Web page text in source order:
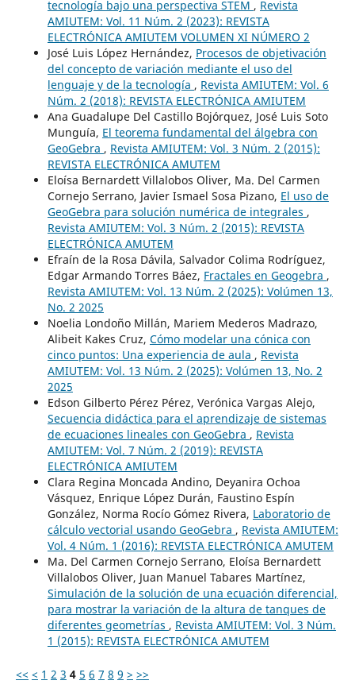
tecnología bajo una perspectiva STEM , Revista
AMIUTEM: Vol. 11 Núm. 2 (2023): REVISTA
ELECTRÓNICA AMIUTEM VOLUMEN XI NÚMERO 2
José Luis López Hernández, Procesos de objetivación
del concepto de variación mediante el uso del
lenguaje y de la tecnología , Revista AMIUTEM: Vol. 6
Núm. 2 (2018): REVISTA ELECTRÓNICA AMIUTEM
Ana Guadalupe Del Castillo Bojórquez, José Luis Soto
Munguía, El teorema fundamental del álgebra con
GeoGebra , Revista AMIUTEM: Vol. 3 Núm. 2 (2015):
REVISTA ELECTRÓNICA AMUTEM
Eloísa Bernardett Villalobos Oliver, Ma. Del Carmen
Cornejo Serrano, Javier Ismael Sosa Pizano, El uso de
GeoGebra para solución numérica de integrales ,
Revista AMIUTEM: Vol. 3 Núm. 2 (2015): REVISTA
ELECTRÓNICA AMUTEM
Efraín de la Rosa Dávila, Salvador Colima Rodríguez,
Edgar Armando Torres Báez, Fractales en Geogebra ,
Revista AMIUTEM: Vol. 13 Núm. 2 (2025): Volúmen 13,
No. 2 2025
Noelia Londoño Millán, Mariem Mederos Madrazo,
Alibeit Kakes Cruz, Cómo modelar una cónica con
cinco puntos: Una experiencia de aula , Revista
AMIUTEM: Vol. 13 Núm. 2 (2025): Volúmen 13, No. 2
2025
Edson Gilberto Pérez Pérez, Verónica Vargas Alejo,
Secuencia didáctica para el aprendizaje de sistemas
de ecuaciones lineales con GeoGebra , Revista
AMIUTEM: Vol. 7 Núm. 2 (2019): REVISTA
ELECTRÓNICA AMIUTEM
Clara Regina Moncada Andino, Deyanira Ochoa
Vásquez, Enrique López Durán, Faustino Espín
González, Norma Rocío Gómez Rivera, Laboratorio de
cálculo vectorial usando GeoGebra , Revista AMIUTEM:
Vol. 4 Núm. 1 (2016): REVISTA ELECTRÓNICA AMUTEM
Ma. Del Carmen Cornejo Serrano, Eloísa Bernardett
Villalobos Oliver, Juan Manuel Tabares Martínez,
Simulación de la solución de una ecuación diferencial,
para mostrar la variación de la altura de tanques de
diferentes geometrías , Revista AMIUTEM: Vol. 3 Núm.
1 (2015): REVISTA ELECTRÓNICA AMUTEM
<< < 1 2 3 4 5 6 7 8 9 > >>